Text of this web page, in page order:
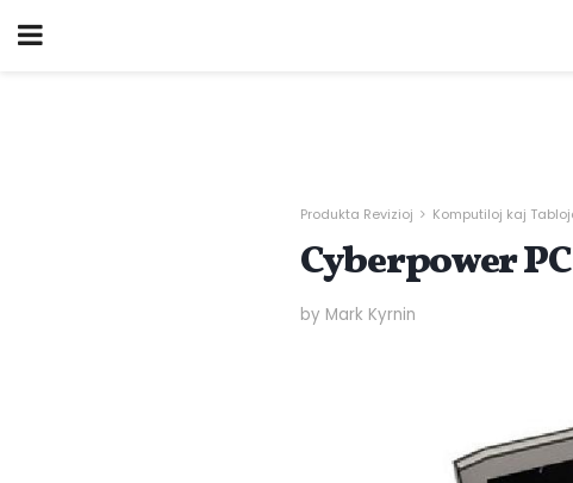
Produkta Revizioj Komputiloj kaj
Cyberpower
by Mark Kyrnin